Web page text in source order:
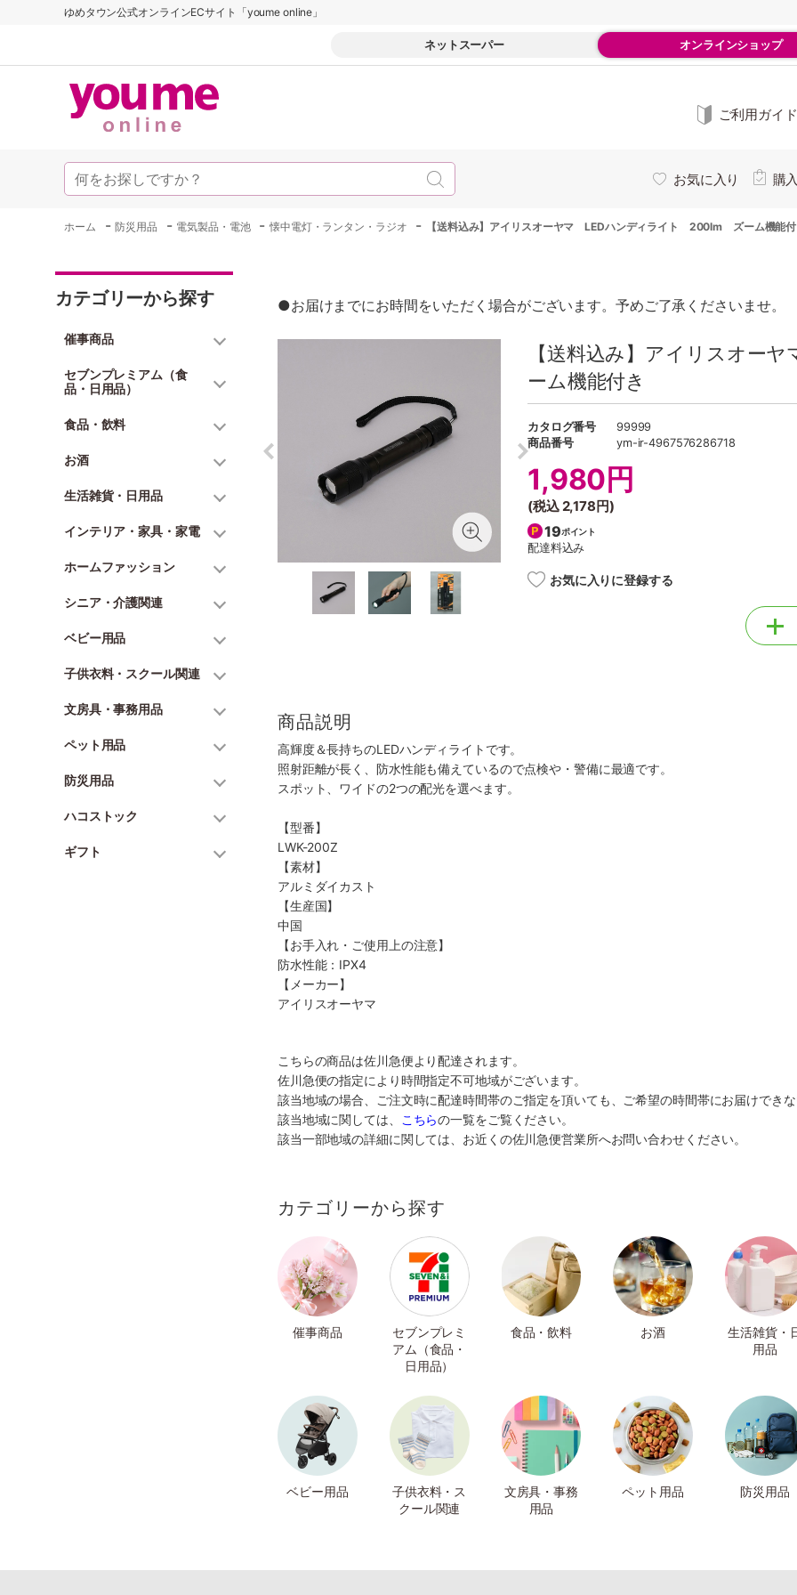
ゆめタウン公式オンラインECサイト「youme online」
ネットスーパー オンラインショップ
ご利用ガイド
お気に入り 購
ホーム -防災用品 - 電気製品・電池 -懐中電灯・ランタン・ラジオ - 【送料込み】アイリスオーヤマ LEDハンディライト 200lm ズーム機能付
カテゴリーから探す
催事商品
セブンプレミアム（食
品・日用品）
食品・飲料
お酒
生活雑貨・日用品
インテリア・家具・家電
ホームファッション
シニア・介護関連
ベビー用品
子供衣料・スクール関連
文房具・事務用品
ペット用品
防災用品
ハコストック
ギフト
●お届けまでにお時間をいただく場合がございます。予めご了承くださいませ。
【送料込み】アイリスオ
ーム機能付き
カタログ番号
99999
商品番号
ym-ir-4967576286718
1,980円
(税込2,178円)
19ポイント
配達料込み
お気に入りに登録する
商品説明
高輝度＆長持ちのLEDハンディライトです。
照射距離が長く、防水性能も備えているので点検や・警備に最適です。
スポット、ワイドの2つの配光を選べます。
【型番】
LWK-200Z
【素材】
アルミダイカスト
【生産国】
中国
【お手入れ・ご使用上の注意】
防水性能：IPX4
【メーカー】
アイリスオーヤマ
こちらの商品は佐川急便より配達されます。
佐川急便の指定により時間指定不可地域がございます。
該当地域の場合、ご注文時に配達時間帯のご指定を頂いても、ご希望の時間帯にお届けできな
該当地域に関しては、
こちらの一覧をご覧ください。
該当一部地域の詳細に関しては、お近くの佐川急便営業所へお問い合わせください。
カテゴリーから探す
催事商品
セブンプレミ
アム（食品・
日用品）
食品・飲料 お酒
生活雑貨・
用品
ベビー用品
子供衣料・ス
クール関連
文房具・事務
用品
ペット用品 防災用品